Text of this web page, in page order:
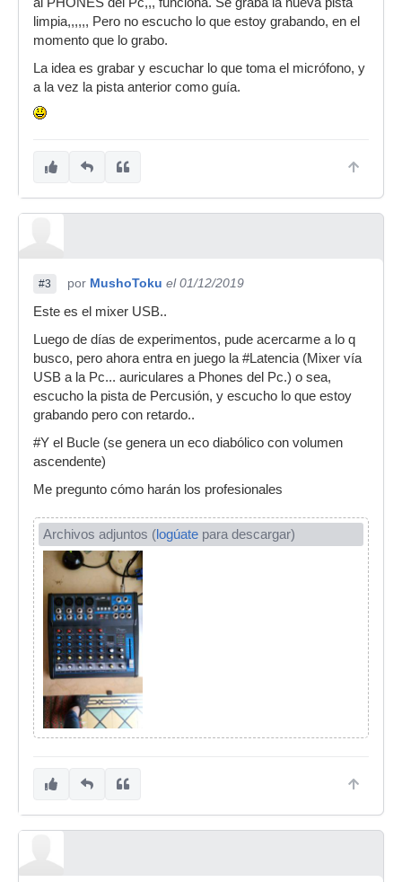
limpia,,,,,, Pero no escucho lo que estoy grabando, en el
momento que lo grabo.
La idea es grabar y escuchar lo que toma el micrófono, y
a la vez la pista anterior como guía.
#3 por MushoToku el 01/12/2019
Este es el mixer USB..
Luego de días de experimentos, pude acercarme a lo q
busco, pero ahora entra en juego la #Latencia (Mixer vía
USB a la Pc... auriculares a Phones del Pc.) o sea,
escucho la pista de Percusión, y escucho lo que estoy
grabando pero con retardo..
#Y el Bucle (se genera un eco diabólico con volumen
ascendente)
Me pregunto cómo harán los profesionales
Archivos adjuntos (logúate para descargar)